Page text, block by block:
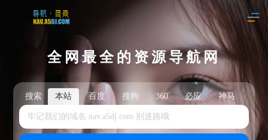
全网最全的资源导航网
搜索 本站 百度 搜狗 360 必应 神马 头